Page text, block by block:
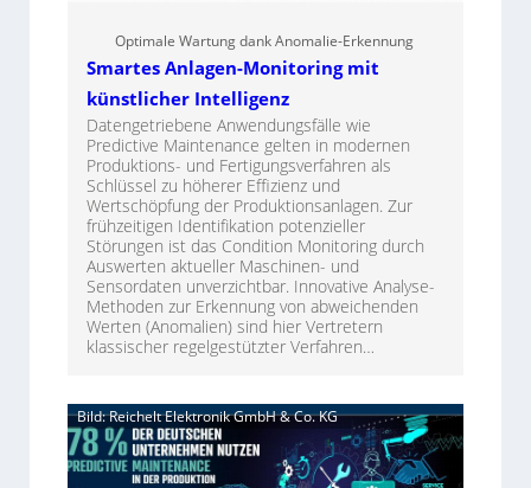
Optimale Wartung dank Anomalie-Erkennung
Smartes Anlagen-Monitoring mit
künstlicher Intelligenz
Datengetriebene Anwendungsfälle wie
Predictive Maintenance gelten in modernen
Produktions- und Fertigungsverfahren als
Schlüssel zu höherer Effizienz und
Wertschöpfung der Produktionsanlagen. Zur
frühzeitigen Identifikation potenzieller
Störungen ist das Condition Monitoring durch
Auswerten aktueller Maschinen- und
Sensordaten unverzichtbar. Innovative Analyse-
Methoden zur Erkennung von abweichenden
Werten (Anomalien) sind hier Vertretern
klassischer regelgestützter Verfahren…
Bild: Reichelt Elektronik GmbH & Co. KG